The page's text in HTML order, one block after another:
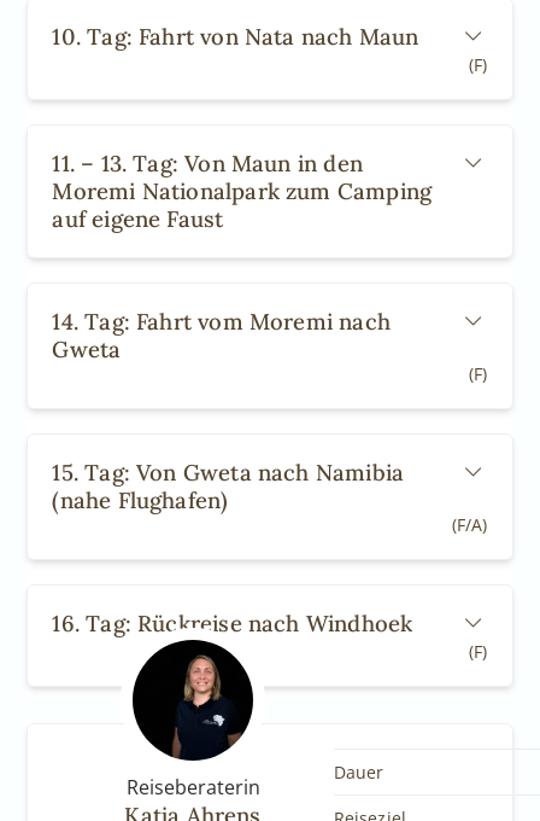
10. Tag: Fahrt von Nata nach Maun
(F)
11. – 13. Tag: Von Maun in den
Moremi Nationalpark zum Camping
auf eigene Faust
14. Tag: Fahrt vom Moremi nach
Gweta
(F)
15. Tag: Von Gweta nach Namibia
(nahe Flughafen)
(F/A)
16. Tag: Rückreise nach Windhoek
(F)
Reiseberaterin
Katja Ahrens
Dauer